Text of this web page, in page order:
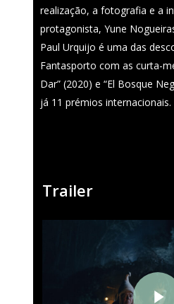
realização, a fotografia e a
protagonista, Yune
Paul Urquijo é uma das
Fantasporto com as curta-
Dar” (2020) e “El Bosque
já 11 prémios internacionais.
Trailer